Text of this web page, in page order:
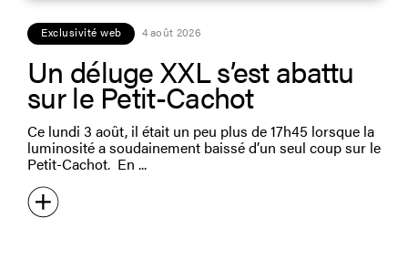
Exclusivité web 4 août 2026
Un déluge XXL s’est abattu
sur le Petit-Cachot
Ce lundi 3 août, il était un peu plus de 17h45 lorsque la
luminosité a soudainement baissé d’un seul coup sur le
Petit-Cachot. En